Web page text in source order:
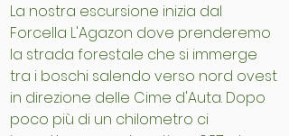
La nostra escursione inizia dal
Forcella L'Agazon dove prenderemo
la strada forestale che si immerge
tra i boschi salendo verso nord ovest
in direzione delle Cime d'Auta. Dopo
poco più di un chilometro ci